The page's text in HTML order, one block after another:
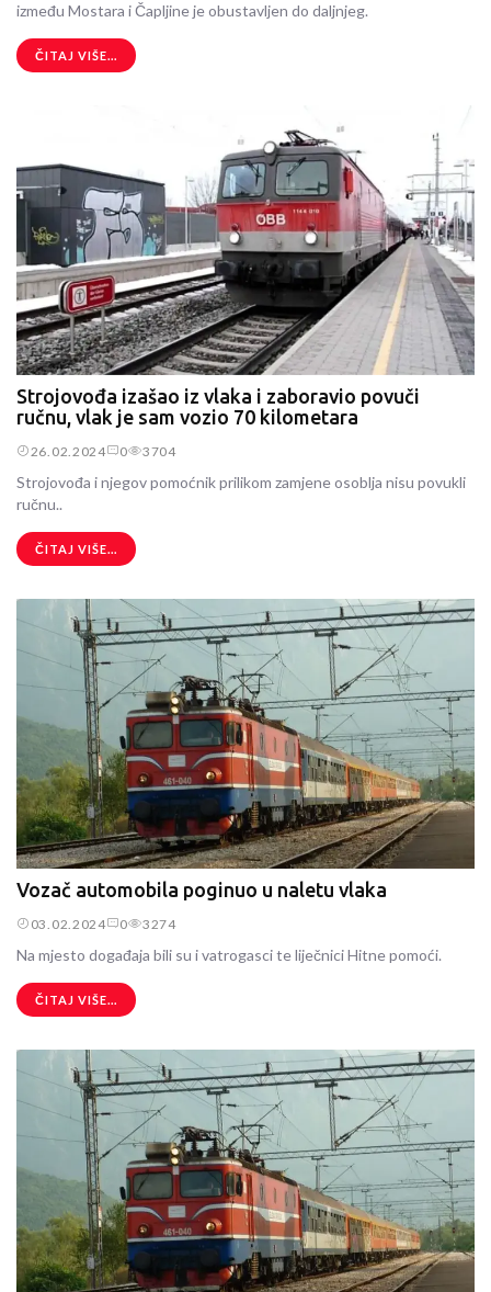
između Mostara i Čapljine je obustavljen do daljnjeg.
ČITAJ VIŠE...
Strojovođa izašao iz vlaka i zaboravio povuči
ručnu, vlak je sam vozio 70 kilometara
26.02.2024 0 3704
Strojovođa i njegov pomoćnik prilikom zamjene osoblja nisu povukli
ručnu..
ČITAJ VIŠE...
Vozač automobila poginuo u naletu vlaka
03.02.2024 0 3274
Na mjesto događaja bili su i vatrogasci te liječnici Hitne pomoći.
ČITAJ VIŠE...